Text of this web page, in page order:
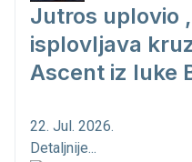
Jutros uplovio
isplovljava
Ascent iz luke
22. Jul. 2026.
Detaljnije...